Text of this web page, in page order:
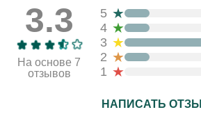
3.3
На основе 7
отзывов
5 ★
4 ★
3 ★
2 ★
1 ★
НАПИСАТЬ